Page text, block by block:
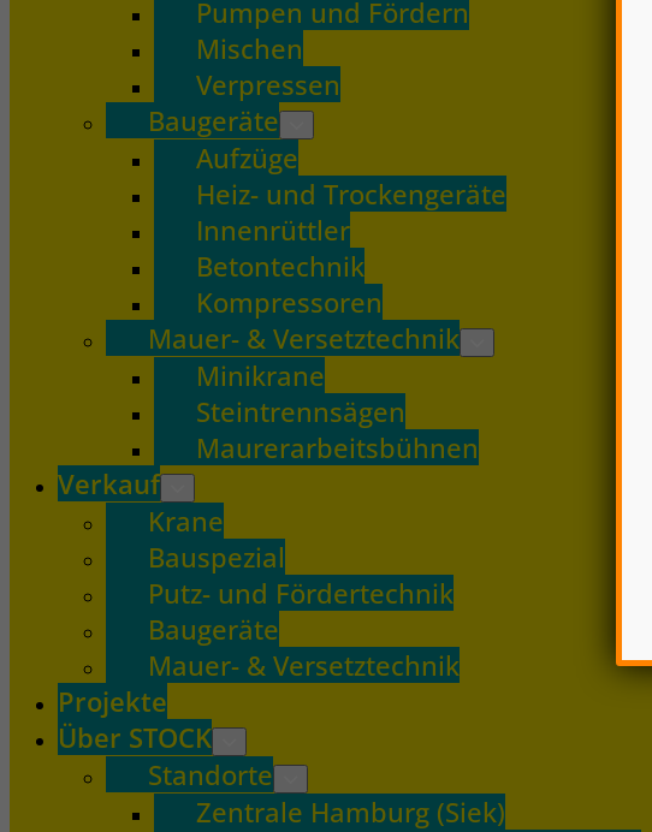
Pumpen und Fördern
Mischen
Verpressen
Baugeräte
Aufzüge
Heiz- und Trockengeräte
Innenrüttler
Betontechnik
Kompressoren
Mauer- & Versetztechnik
Minikrane
Steintrennsägen
Maurerarbeitsbühnen
Verkauf
Krane
Bauspezial
Putz- und Fördertechnik
Baugeräte
Mauer- & Versetztechnik
Projekte
Über STOCK
Standorte
Zentrale Hamburg (Siek)